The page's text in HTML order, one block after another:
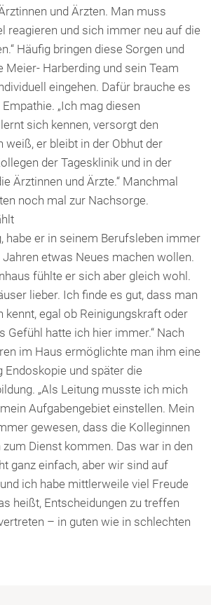
und Ärzten. Man muss
reagieren und sich immer neu auf die
Häufig bringen diese Sorgen und
Meier- Harberding und sein Team
eingehen. Dafür brauche es
„Ich mag diesen
sich kennen, versorgt den
weiß, er bleibt in der Obhut der
der Tagesklinik und in der
Ärztinnen und Ärzte.“ Manchmal
noch mal zur Nachsorge.
habe er in seinem Berufsleben immer
etwas Neues machen wollen.
fühlte er sich aber gleich wohl.
lieber. Ich finde es gut, dass man
kennt, egal ob Reinigungskraft oder
Gefühl hatte ich hier immer.“ Nach
im Haus ermöglichte man ihm eine
Endoskopie und später die
„Als Leitung musste ich mich
Aufgabengebiet einstellen. Mein
gewesen, dass die Kolleginnen
zum Dienst kommen. Das war in den
ganz einfach, aber wir sind auf
ich habe mittlerweile viel Freude
heißt, Entscheidungen zu treffen
– in guten wie in schlechten